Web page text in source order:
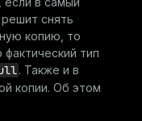
снять
копию, то
тип
. Также и в
копии. Об этом